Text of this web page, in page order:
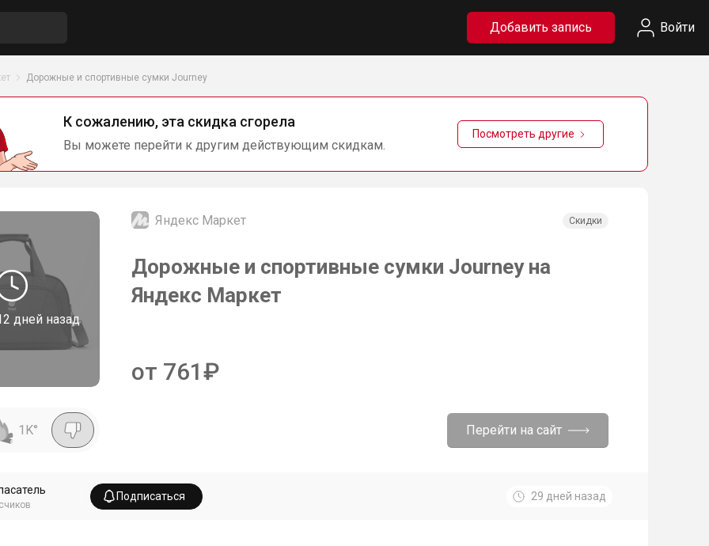
Добавить запись Войти
Дорожные и спортивные сумки Journey
К сожалению, эта скидка сгорела
Вы можете перейти к другим действующим скидкам.
Посмотреть другие
дней назад
Яндекс Маркет Скидки
Дорожные и спортивные сумки Journey на
Яндекс Маркет
от 761₽
1K° Перейти на сайт
Подписаться 29 дней назад